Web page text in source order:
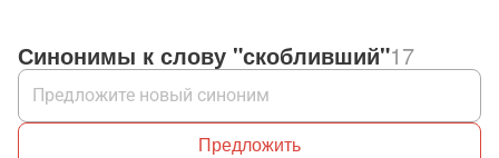
Синонимы к слову "скобливший"17
Предложить